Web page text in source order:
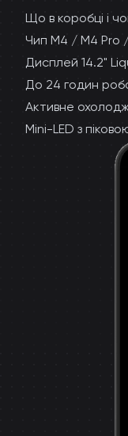
Що в коробці і
Чип M4 / M4 Pro
Дисплей 14.2"
До 24 годин
Активне
Mini-LED з